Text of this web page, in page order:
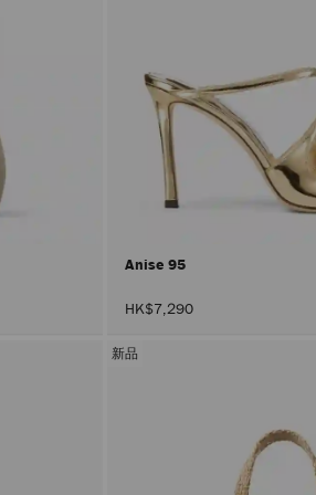
Anise 95
HK$7,290
新品